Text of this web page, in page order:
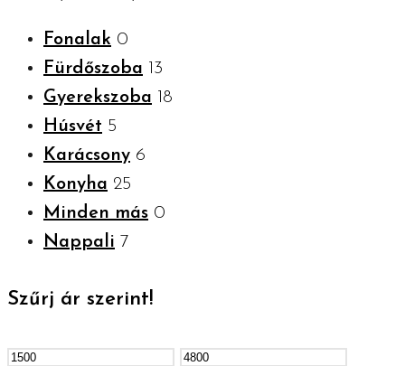
Fonalak 0
Fürdőszoba 13
Gyerekszoba 18
Húsvét 5
Karácsony 6
Konyha 25
Minden más 0
Nappali 7
Szűrj ár szerint!
Min
Max